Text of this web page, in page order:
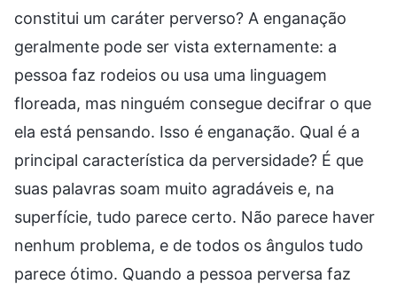
constitui um caráter perverso? A enganação
geralmente pode ser vista externamente: a
pessoa faz rodeios ou usa uma linguagem
floreada, mas ninguém consegue decifrar o que
ela está pensando. Isso é enganação. Qual é a
principal característica da perversidade? É que
suas palavras soam muito agradáveis e, na
superfície, tudo parece certo. Não parece haver
nenhum problema, e de todos os ângulos tudo
parece ótimo. Quando a pessoa perversa faz